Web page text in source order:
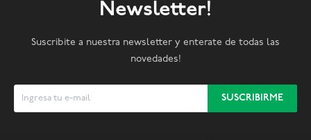
Newsletter!
Suscribite a nuestra newsletter y enterate de todas las
novedades!
SUSCRIBIRME